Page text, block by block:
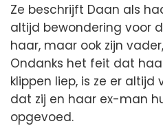
Ze beschrijft Daan als
altijd bewondering voor
haar, maar ook zijn
Ondanks het feit dat
klippen liep, is ze er
dat zij en haar ex-man
opgevoed.